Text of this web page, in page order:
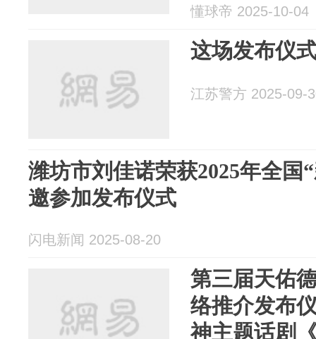
懂球帝 2025-10-04
这场发布仪
江苏警方 2025-09-
潍坊市刘佳诺荣获2025年全国
邀参加发布仪式
闪电新闻 2025-08-20
第三届天佑
络推介发布
神主题话剧